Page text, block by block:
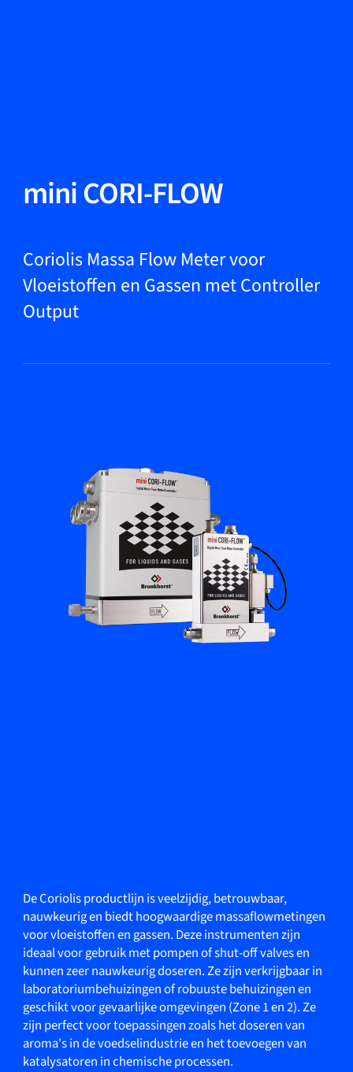
Producten
Markets
Service & support
Bronkhorst
Neem contact op
mini CORI-FLOW
Coriolis Massa Flow Meter voor
Vloeistoffen en Gassen met Controller
Output
De Coriolis productlijn is veelzijdig, betrouwbaar,
nauwkeurig en biedt hoogwaardige massaflowmetingen
voor vloeistoffen en gassen. Deze instrumenten zijn
ideaal voor gebruik met pompen of shut-off valves en
kunnen zeer nauwkeurig doseren. Ze zijn verkrijgbaar in
laboratoriumbehuizingen of robuuste behuizingen en
geschikt voor gevaarlijke omgevingen (Zone 1 en 2). Ze
zijn perfect voor toepassingen zoals het doseren van
aroma's in de voedselindustrie en het toevoegen van
katalysatoren in chemische processen.